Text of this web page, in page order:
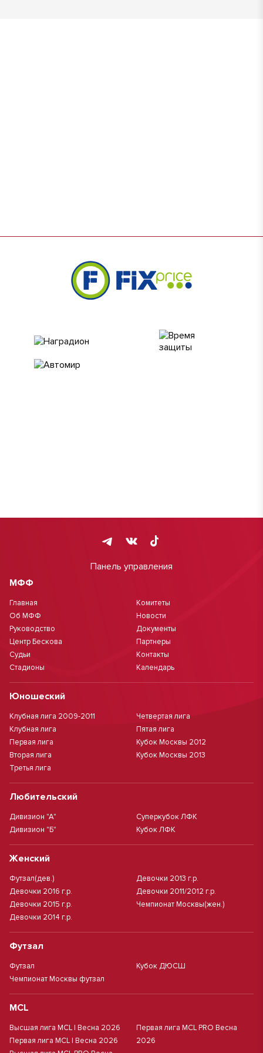
Панель управления
МФФ
Главная
Об МФФ
Руководство
Центр Бескова
Судьи
Стадионы
Комитеты
Новости
Документы
Партнеры
Контакты
Календарь
Юношеский
Клубная лига 2009-2011
Клубная лига
Первая лига
Вторая лига
Третья лига
Четвертая лига
Пятая лига
Кубок Москвы 2012
Кубок Москвы 2013
Любительский
Дивизион "А"
Дивизион "Б"
Суперкубок ЛФК
Кубок ЛФК
Женский
Футзал(дев.)
Девочки 2016 г.р.
Девочки 2015 г.р.
Девочки 2014 г.р.
Девочки 2013 г.р.
Девочки 2011/2012 г.р.
Чемпионат Москвы(жен.)
Футзал
Футзал
Чемпионат Москвы футзал
Кубок ДЮСШ
MCL
Высшая лига MCL | Весна 2026
Первая лига MCL | Весна 2026
Первая лига MCL PRO Весна
2026